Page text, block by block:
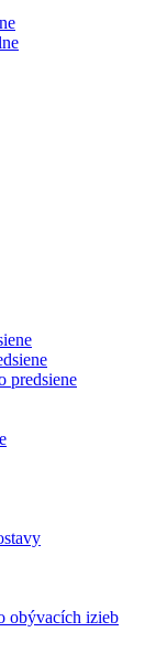
predsiene
obývacích izieb